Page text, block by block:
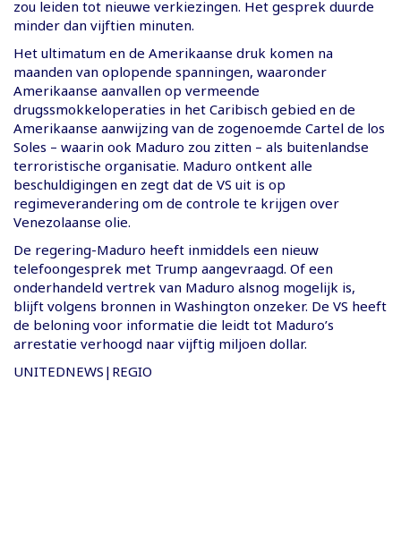
zou leiden tot nieuwe verkiezingen. Het gesprek duurde
minder dan vijftien minuten.
Het ultimatum en de Amerikaanse druk komen na
maanden van oplopende spanningen, waaronder
Amerikaanse aanvallen op vermeende
drugssmokkeloperaties in het Caribisch gebied en de
Amerikaanse aanwijzing van de zogenoemde Cartel de los
Soles – waarin ook Maduro zou zitten – als buitenlandse
terroristische organisatie. Maduro ontkent alle
beschuldigingen en zegt dat de VS uit is op
regimeverandering om de controle te krijgen over
Venezolaanse olie.
De regering-Maduro heeft inmiddels een nieuw
telefoongesprek met Trump aangevraagd. Of een
onderhandeld vertrek van Maduro alsnog mogelijk is,
blijft volgens bronnen in Washington onzeker. De VS heeft
de beloning voor informatie die leidt tot Maduro’s
arrestatie verhoogd naar vijftig miljoen dollar.
UNITEDNEWS|REGIO